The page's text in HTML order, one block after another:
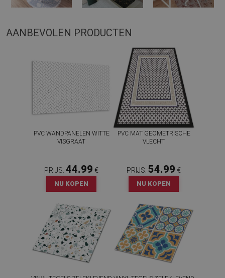
AANBEVOLEN PRODUCTEN
PVC WANDPANELEN WITTE
VISGRAAT
PRIJS: 44.99 €
NU KOPEN
PVC MAT GEOMETRISCHE
VLECHT
PRIJS: 54.99 €
NU KOPEN